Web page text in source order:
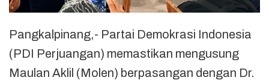
Pangkalpinang,- Partai Demokrasi Indonesia
(PDI Perjuangan) memastikan mengusung
Maulan Aklil (Molen) berpasangan dengan Dr.